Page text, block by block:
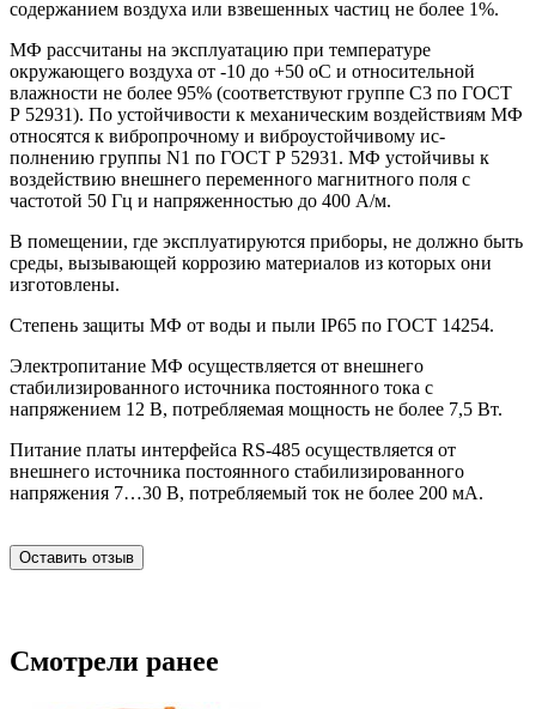
содержанием воздуха или взвешенных частиц не более 1%.
МФ рассчитаны на эксплуатацию при температуре
окружающего воздуха от -10 до +50 оС и относительной
влажности не более 95% (соответствуют группе С3 по ГОСТ
Р 52931). По устойчивости к механическим воздействиям МФ
относятся к вибропрочному и виброустойчивому ис-
полнению группы N1 по ГОСТ Р 52931. МФ устойчивы к
воздействию внешнего переменного магнитного поля с
частотой 50 Гц и напряженностью до 400 А/м.
В помещении, где эксплуатируются приборы, не должно быть
среды, вызывающей коррозию материалов из которых они
изготовлены.
Степень защиты МФ от воды и пыли IP65 по ГОСТ 14254.
Электропитание МФ осуществляется от внешнего
стабилизированного источника постоянного тока с
напряжением 12 В, потребляемая мощность не более 7,5 Вт.
Питание платы интерфейса RS-485 осуществляется от
внешнего источника постоянного стабилизированного
напряжения 7…30 В, потребляемый ток не более 200 мА.
Оставить отзыв
Смотрели ранее